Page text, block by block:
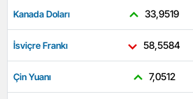
Kanada Doları 33,9519
İsviçre Frankı 58,5584
Çin Yuanı 7,0512